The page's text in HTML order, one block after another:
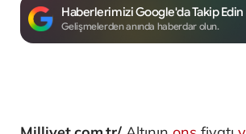
Haberlerimizi Google'da Takip Edin
Gelişmelerden anında haberdar olun.